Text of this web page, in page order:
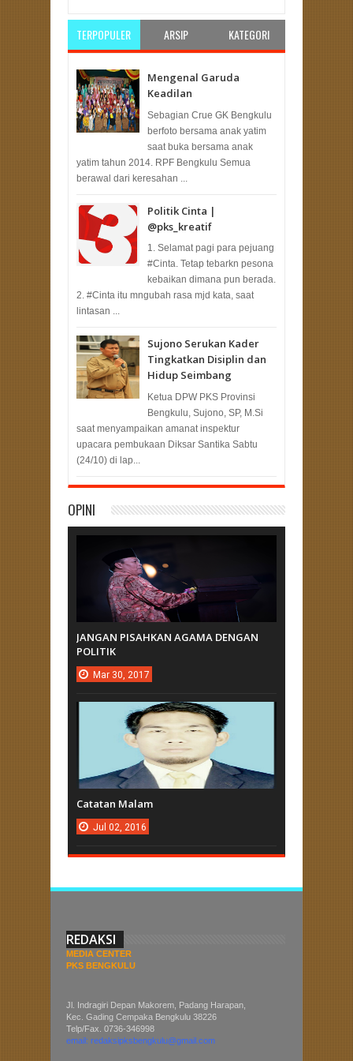
TERPOPULER ARSIP KATEGORI
Mengenal Garuda
Keadilan
Sebagian Crue GK Bengkulu
berfoto bersama anak yatim
saat buka bersama anak
yatim tahun 2014. RPF Bengkulu Semua
berawal dari keresahan ...
Politik Cinta |
@pks_kreatif
1. Selamat pagi para pejuang
#Cinta. Tetap tebarkn pesona
kebaikan dimana pun berada.
2. #Cinta itu mngubah rasa mjd kata, saat
lintasan ...
Sujono Serukan Kader
Tingkatkan Disiplin dan
Hidup Seimbang
Ketua DPW PKS Provinsi
Bengkulu, Sujono, SP, M.Si
saat menyampaikan amanat inspektur
upacara pembukaan Diksar Santika Sabtu
(24/10) di lap...
OPINI
JANGAN PISAHKAN AGAMA DENGAN
POLITIK
Mar 30, 2017
Catatan Malam
Jul 02, 2016
REDAKSI
MEDIA CENTER
PKS BENGKULU
Jl. Indragiri Depan Makorem, Padang Harapan,
Kec. Gading Cempaka Bengkulu 38226
Telp/Fax. 0736-346998
email: redaksipksbengkulu@gmail.com